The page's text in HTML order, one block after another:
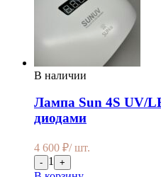
В наличии
Лампа Sun 4S UV/
диодами
4 600 ₽/ шт.
- 1 +